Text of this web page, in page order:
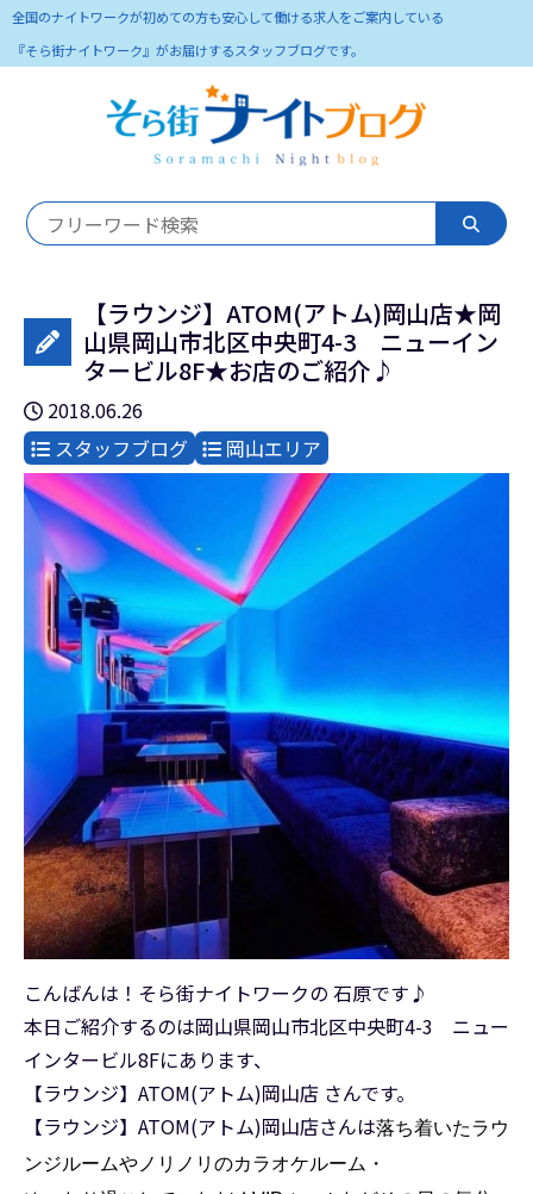
全国のナイトワークが初めての方も安心して働ける求人をご案内している
『そら街ナイトワーク』がお届けするスタッフブログです。
【ラウンジ】ATOM(アトム)岡山店★岡
山県岡山市北区中央町4-3 ニューイン
タービル8F★お店のご紹介♪
2018.06.26
スタッフブログ
岡山エリア
こんばんは！そら街ナイトワークの 石原です♪
本日ご紹介するのは岡山県岡山市北区中央町4-3 ニュー
インタービル8Fにあります、
【ラウンジ】ATOM(アトム)岡山店 さんです。
【ラウンジ】ATOM(アトム)岡山店さんは落ち着いたラウ
ンジルームやノリノリのカラオケルーム・